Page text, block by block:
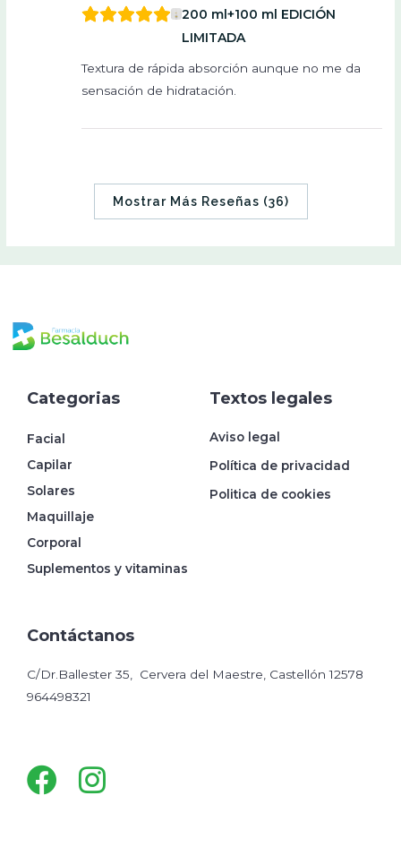
200 ml+100 ml EDICIÓN
LIMITADA
Textura de rápida absorción aunque no me da
sensación de hidratación.
Mostrar Más Reseñas (36)
Categorias
Facial
Capilar
Solares
Maquillaje
Corporal
Suplementos y vitaminas
Textos legales
Aviso legal
Política de privacidad
Politica de cookies
Contáctanos
C/Dr.Ballester 35, Cervera del Maestre, Castellón 12578
964498321
Facebook
Instagram